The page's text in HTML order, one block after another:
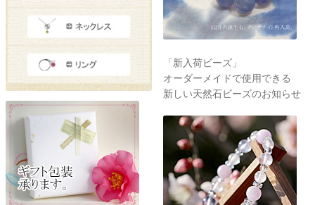
「新入荷ビーズ」
オーダーメイドで使用できる
新しい天然石ビーズのお知らせ